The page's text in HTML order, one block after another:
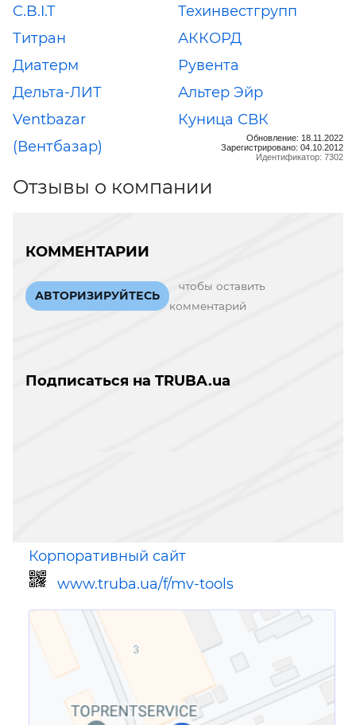
C.B.I.T
Техинвестгрупп
Титран
АККОРД
Диатерм
Рувента
Дельта-ЛИТ
Альтер Эйр
Ventbazar
(Вентбазар)
Куница СВК
Обновление: 18.11.2022
Зарегистрировано: 04.10.2012
Идентификатор: 7302
Отзывы о компании
КОММЕНТАРИИ
АВТОРИЗИРУЙТЕСЬ
чтобы оставить
комментарий
Подписаться на TRUBA.ua
Корпоративный сайт
www.truba.ua/f/mv-tools
Ссылка для мобильных устройств